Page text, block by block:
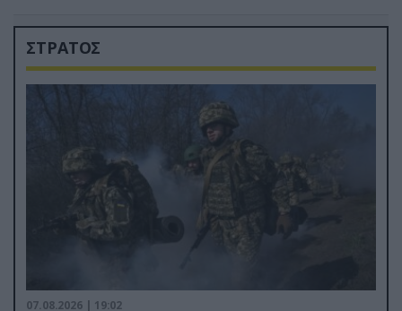
ΣΤΡΑΤΟΣ
07.08.2026 | 19:02